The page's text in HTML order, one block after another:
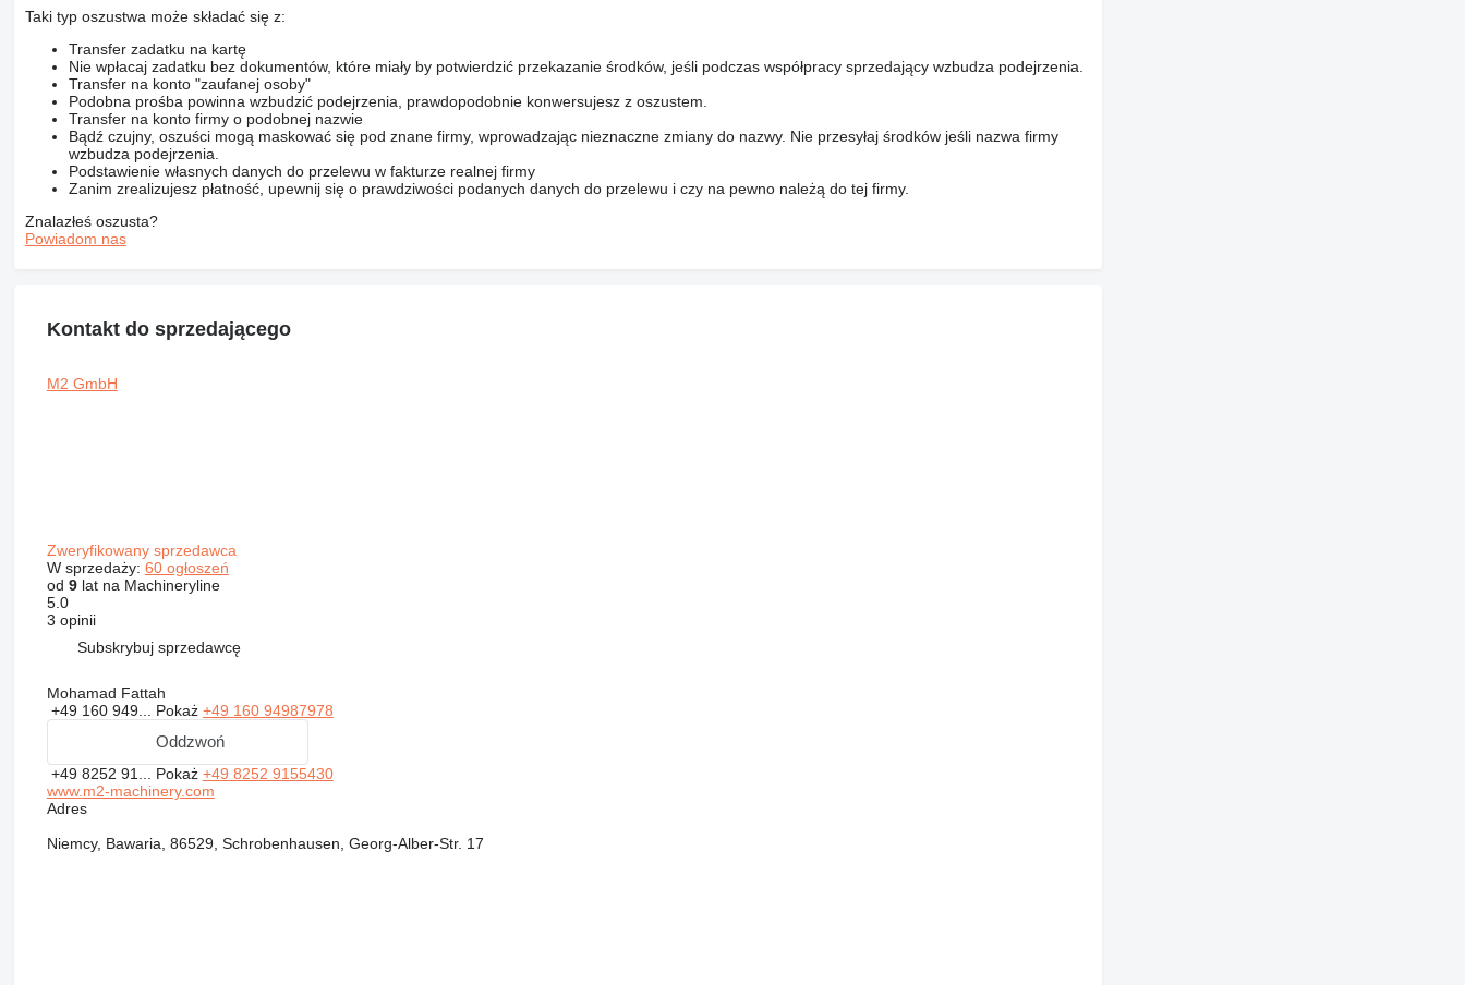
Taki typ oszustwa może składać się z:
Transfer zadatku na kartę
Nie wpłacaj zadatku bez dokumentów, które miały by potwierdzić przekazanie środków, jeśli podczas współpracy sprzedający wzbudza podejrzenia.
Transfer na konto "zaufanej osoby"
Podobna prośba powinna wzbudzić podejrzenia, prawdopodobnie konwersujesz z oszustem.
Transfer na konto firmy o podobnej nazwie
Bądź czujny, oszuści mogą maskować się pod znane firmy, wprowadzając nieznaczne zmiany do nazwy. Nie przesyłaj środków jeśli nazwa firmy
wzbudza podejrzenia.
Podstawienie własnych danych do przelewu w fakturze realnej firmy
Zanim zrealizujesz płatność, upewnij się o prawdziwości podanych danych do przelewu i czy na pewno należą do tej firmy.
Znalazłeś oszusta?
Powiadom nas
Kontakt do sprzedającego
M2 GmbH
Zweryfikowany sprzedawca
W sprzedaży: 60 ogłoszeń
od 9lat na Machineryline
5.0
3 opinii
Subskrybuj sprzedawcę
Mohamad Fattah
+49 160 949... Pokaż +49 160 94987978
Oddzwoń
+49 8252 91... Pokaż +49 8252 9155430
www.m2-machinery.com
Adres
Niemcy, Bawaria, 86529, Schrobenhausen, Georg-Alber-Str. 17